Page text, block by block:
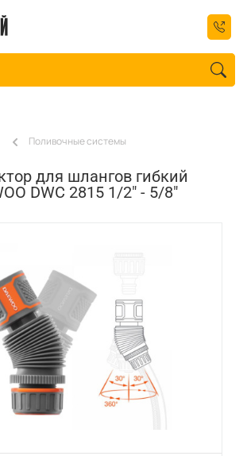
Поливочные системы
для шлангов гибкий
DWC 2815 1/2" - 5/8"